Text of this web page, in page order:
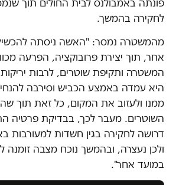
פונתה באמבולנס לבית החולים תוך
לחקירה בהמשך.
מהמשטרה נמסר: "האשה ניסתה
אחר, תוך יצירת פרובוקציה, הפרעה
המשטרה ותקיפת שוטרים, לרבות
היא עמדה באמצע הכביש וסירבה
ממנו ולעזוב את המקום, כל זאת תוך
השוטרים. מעבר לכך, בבדיקת פרטיה
דרושה לחקירה בגין חשדות למעורבות
ולכן נעצרה, ובהמשך נוכח מצבה זומנה
במועד אחר".